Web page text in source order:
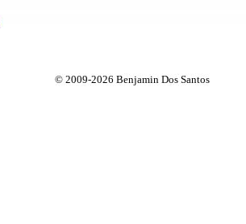
© 2009-2026 Benjamin Dos Santos